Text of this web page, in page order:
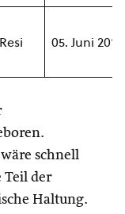
Resi 05. Juni 2010
schnell
Teil der
Haltung.